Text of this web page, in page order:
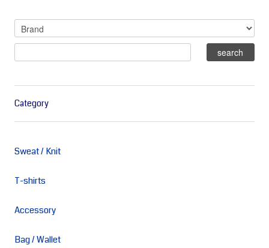
Category
Sweat / Knit
T-shirts
Accessory
Bag / Wallet